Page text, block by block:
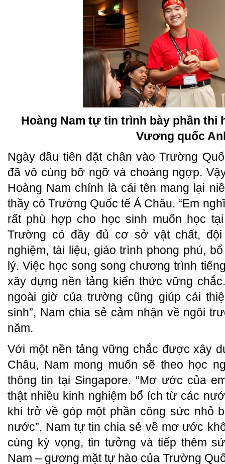
Hoàng Nam tự tin trình bày phần thi
Vương quốc
Ngày đầu tiên đặt chân vào Trường
đã vô cùng bỡ ngỡ và choáng ngợp.
Hoàng Nam chính là cái tên mang lại
thầy cô Trường Quốc tế Á Châu. “Em
rất phù hợp cho học sinh muốn học
Trường có đầy đủ cơ sở vật chất,
nghiệm, tài liệu, giáo trình phong phú,
lý. Việc học song song chương trình
xây dựng nền tảng kiến thức vững
ngoài giờ của trường cũng giúp cải
sinh”, Nam chia sẻ cảm nhận về ngôi
năm.
Với một nền tảng vững chắc được xây
Châu, Nam mong muốn sẽ theo học
thông tin tại Singapore. “Mơ ước của
thật nhiều kinh nghiệm bổ ích từ các
khi trở về góp một phần công sức nhỏ
nước”, Nam tự tin chia sẻ về mơ ước
cùng kỳ vọng, tin tưởng và tiếp thêm
Nam – gương mặt tự hào của Trường